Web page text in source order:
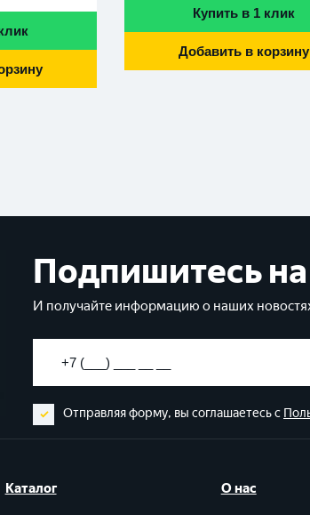
Купить в 1 клик
Добавить в корзину
Подпишитесь
И получайте информацию о наших
Отправляя форму, вы соглашаетесь с
Каталог О нас